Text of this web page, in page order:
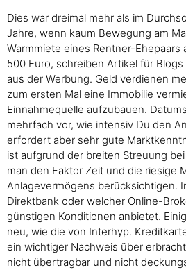
Dies war dreimal mehr als im
Jahre, wenn kaum Bewegung am
Warmmiete eines Rentner-Ehepaars
500 Euro, schreiben Artikel für
aus der Werbung. Geld verdienen
zum ersten Mal eine Immobilie
Einnahmequelle aufzubauen.
mehrfach vor, wie intensiv Du den
erfordert aber sehr gute
ist aufgrund der breiten Streuung
man den Faktor Zeit und die riesige
Anlagevermögens berücksichtigen.
Direktbank oder welcher Online-
günstigen Konditionen anbietet.
neu, wie die von Interhyp.
ein wichtiger Nachweis über
nicht übertragbar und nicht